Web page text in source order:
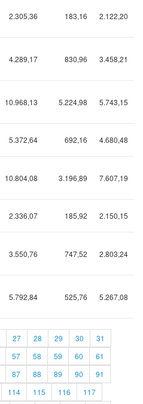
2.305,36 183,16 2.122,20
4.289,17 830,96 3.458,21
10.968,13 5.224,98 5.743,15
5.372,64 692,16 4.680,48
10.804,08 3.196,89 7.607,19
2.336,07 185,92 2.150,15
3.550,76 747,52 2.803,24
5.792,84 525,76 5.267,08
27 28 29 30
31
57 58 59 60
61
87 88 89 90
91
114 115 116 117